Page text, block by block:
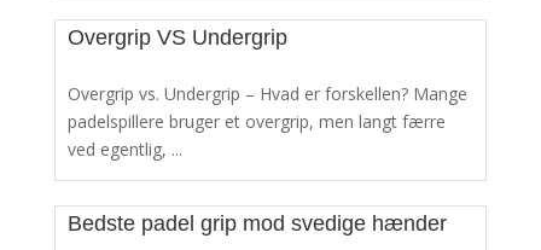
Overgrip VS Undergrip
Overgrip vs. Undergrip – Hvad er forskellen? Mange
padelspillere bruger et overgrip, men langt færre
ved egentlig, ...
Bedste padel grip mod svedige hænder